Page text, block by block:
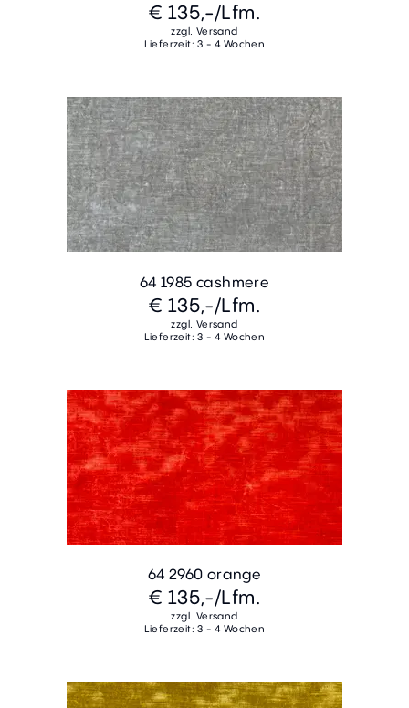
€ 135,-/Lfm.
zzgl. Versand
Lieferzeit: 3 - 4 Wochen
64 1985 cashmere
€ 135,-/Lfm.
zzgl. Versand
Lieferzeit: 3 - 4 Wochen
64 2960 orange
€ 135,-/Lfm.
zzgl. Versand
Lieferzeit: 3 - 4 Wochen